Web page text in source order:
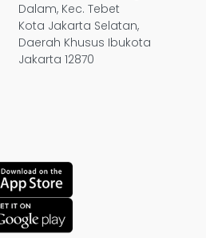
Dalam, Kec. Tebet
Kota Jakarta Selatan,
Daerah Khusus Ibukota
Jakarta 12870